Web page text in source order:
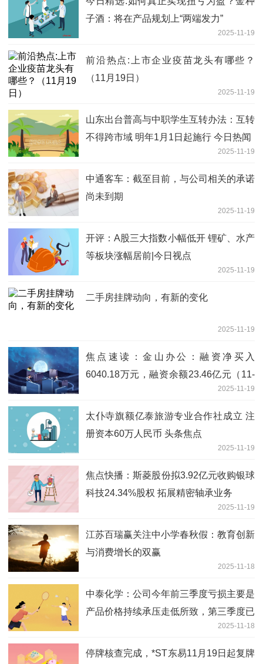
子酒：将在产品规划上“两端发力”
2025-11-19
前沿热点:上市企业疫苗龙头有哪些？
（11月19日）
2025-11-19
山东出台普高与中职学生互转办法：互转
不得跨市域 明年1月1日起施行 今日热闻
2025-11-19
中通客车：截至目前，与公司相关的承诺
尚未到期
2025-11-19
开评：A股三大指数小幅低开 锂矿、水产
等板块涨幅居前|今日视点
2025-11-19
二手房挂牌动向，有新的变化
2025-11-19
焦点速读：金山办公：融资净买入
6040.18万元，融资余额23.46亿元（11-
2025-11-19
太仆寺旗额亿泰旅游专业合作社成立 注
册资本60万人民币 头条焦点
2025-11-19
焦点快播：斯菱股份拟3.92亿元收购银球
科技24.34%股权 拓展精密轴承业务
2025-11-19
江苏百瑞赢关注中小学春秋假：教育创新
与消费增长的双赢
2025-11-18
中泰化学：公司今年前三季度亏损主要是
产品价格持续承压走低所致，第三季度已
2025-11-18
停牌核查完成，*ST东易11月19日起复牌